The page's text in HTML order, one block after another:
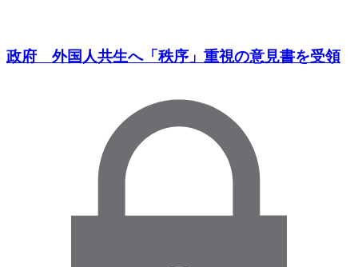
政府 外国人共生へ「秩序」重視の意見書を受領